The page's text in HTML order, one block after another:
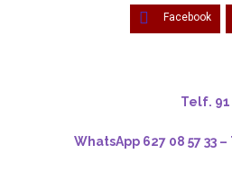
Facebook
Telf. 91 478 14
WhatsApp 627 08 57 33